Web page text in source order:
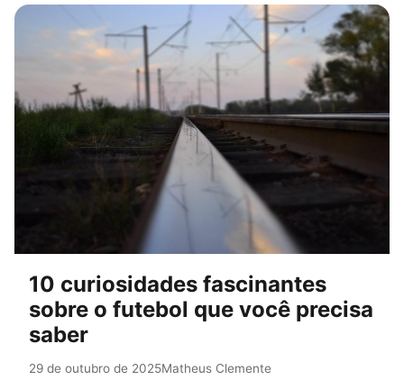
10 curiosidades fascinantes
sobre o futebol que você precisa
saber
29 de outubro de 2025Matheus Clemente